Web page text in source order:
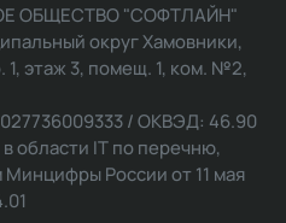
ОБЩЕСТВО "СОФТЛАЙН"
округ Хамовники,
1, этаж 3, помещ. 1, ком. №2,
/ ОКВЭД: 46.90
области IT по перечню,
России от 11 мая